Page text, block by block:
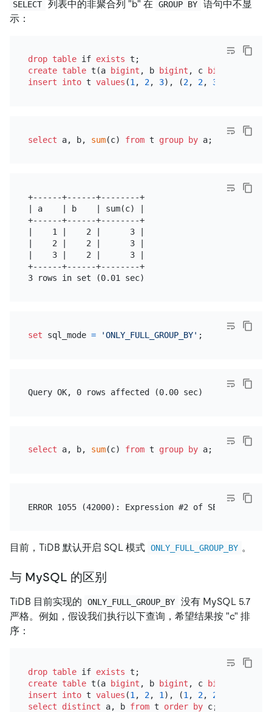
SELECT 列表中的非聚合列 "b" 在 GROUP BY
语句中不显
示：
drop table if exists
create table t(a bigint , b bigint , c bigint
insert into t values (1, 2, 3), (2, 2, 3
select a, b, sum(c) from t group by
+------+------+--------+
| a    | b    | sum(c) |
+------+------+--------+
|    1 |    2 |      3 |
|    2 |    2 |      3 |
|    3 |    2 |      3 |
+------+------+--------+
set sql_mode = 'ONLY_FULL_GROUP_BY'
select a, b, sum(c) from t group by
目前，TiDB 默认开启 SQL 模式 ONLY_FULL_GROUP_BY 。
与 MySQL 的区别
TiDB 目前实现的 ONLY_FULL_GROUP_BY
没有 MySQL 5.7
严格。例如，假设我们执行以下查询，希望结果按 "c" 排
序：
drop table if exists
create table t(a bigint , b bigint , c bigint
insert into t values (1 , 2, 1 ), (1 , 2, 2
select
distinct a, b from t order by